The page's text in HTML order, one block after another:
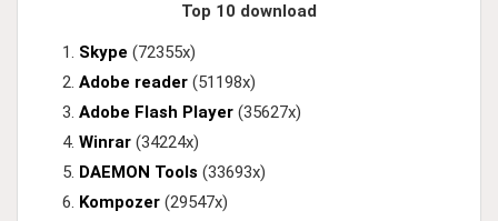
Top 10 download
Skype (72355x)
Adobe reader (51198x)
Adobe Flash Player (35627x)
Winrar (34224x)
DAEMON Tools (33693x)
Kompozer (29547x)